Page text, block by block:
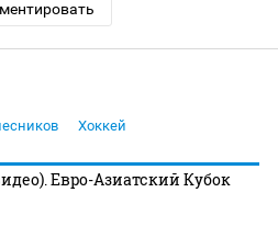
Хоккей
Евро-Азиатский Кубок